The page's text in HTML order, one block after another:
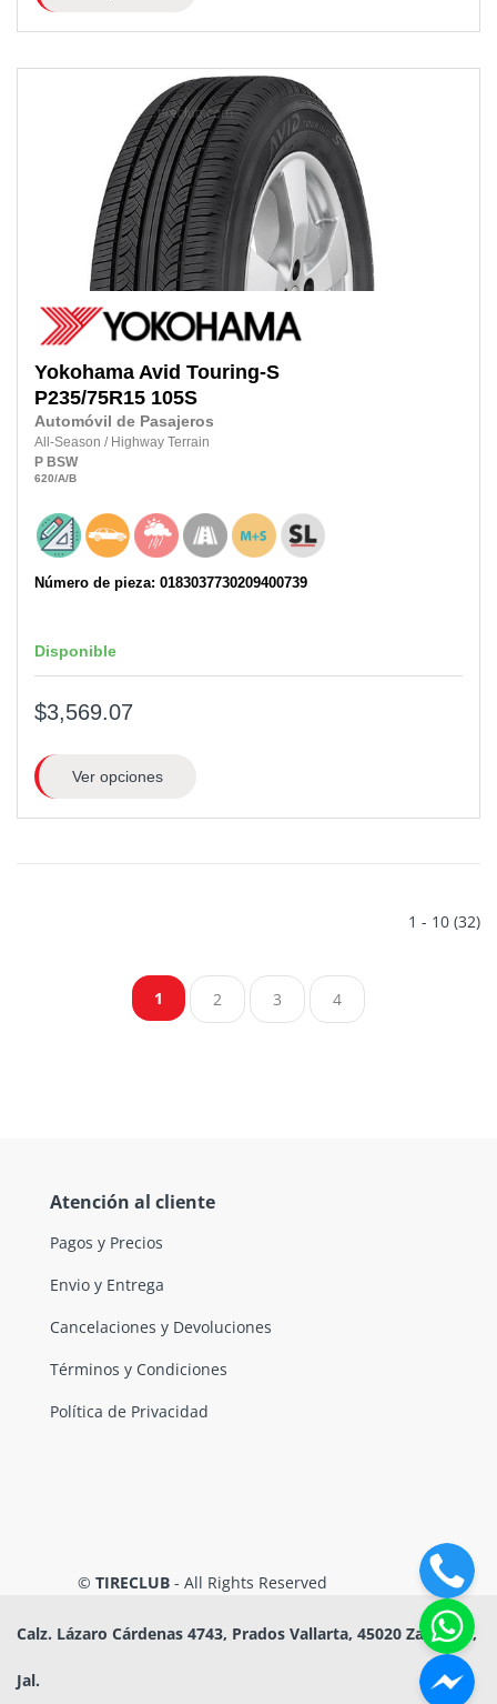
Yokohama Avid Touring-S
P235/75R15 105S
Automóvil de Pasajeros
All-Season / Highway Terrain
P BSW
620/A/B
Número de pieza: 0183037730209400739
Disponible
$3,569.07
Ver opciones
1 - 10 (32)
1 2 3 4
Atención al cliente
Pagos y Precios
Envio y Entrega
Cancelaciones y Devoluciones
Términos y Condiciones
Política de Privacidad
© TIRECLUB - All Rights Reserved
Calz. Lázaro Cárdenas 4743, Prados Vallarta, 45020 Zapopan,
Jal.